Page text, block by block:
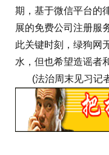
期，基于微信平台的
展的免费公司注册服
此关键时刻，绿狗网
水，但也希望造谣者
(法治周末见习记